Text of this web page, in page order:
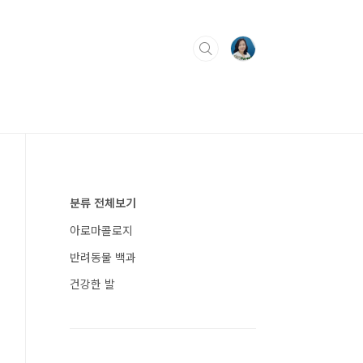
분류 전체보기
아로마콜로지
반려동물 백과
건강한 발